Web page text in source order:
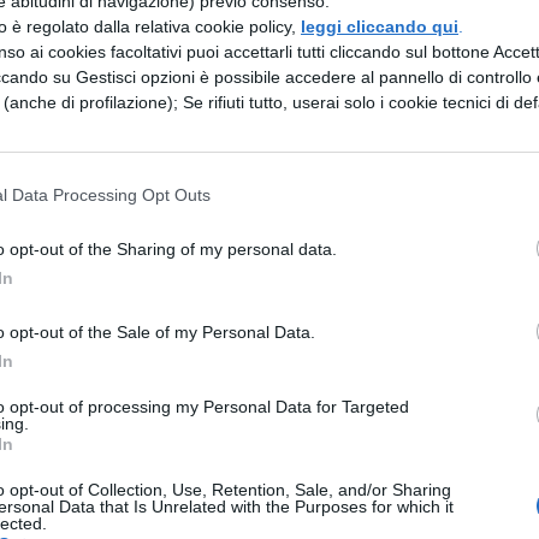
è regolato dalla relativa cookie policy, leggi cliccando qui
ai cookies facoltativi puoi accettarli tutti cliccando sul bottone
su Gestisci opzioni è possibile accedere al pannello di controllo
di profilazione); Se rifiuti tutto, userai solo i cookie tecnici di
Data Processing Opt Outs
opt-out of the Sharing of my personal data.
opt-out of the Sale of my Personal Data.
opt-out of processing my Personal Data for Targeted
opt-out of Collection, Use, Retention, Sale, and/or Sharing
Data that Is Unrelated with the Purposes for which it
delle reti neurali favorisce a sua volta la
più efficace codifica delle informazioni,
ha un impatto significativo
dedicato alla scrittura manuale nelle scuole
più spazio alle competenze tecnologiche.
Nazionale Presidi, sottolinea
“La scuola deve saper bilanciare
con l’acquisizione delle competenze
alunni e studenti rischino di perdere questa
cittadini digitali consapevoli”.
manuale è celebrata nell’
Manufacturers Association (WIMA).
scelta in onore del compleanno di John